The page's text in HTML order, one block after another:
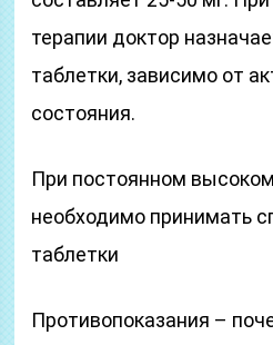
терапии доктор
таблетки, зависимо от
состояния.
При постоянном
необходимо принимать
таблетки
Противопоказания –